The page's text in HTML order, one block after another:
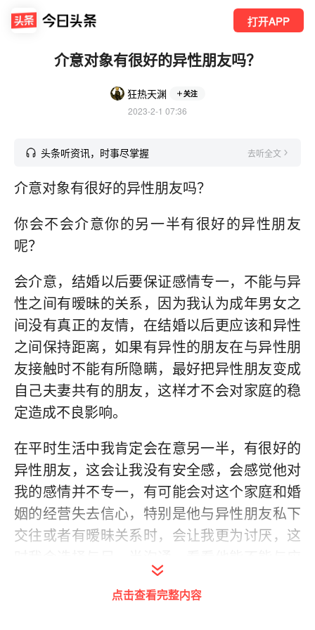
打开APP
介意对象有很好的异性朋友吗？
狂热天渊 关注
2023-2-1 07:36
头条听资讯，时事尽掌握 去听全文
介意对象有很好的异性朋友吗？
你会不会介意你的另一半有很好的异性朋友
呢？
会介意，结婚以后要保证感情专一，不能与异
性之间有暧昧的关系，因为我认为成年男女之
间没有真正的友情，在结婚以后更应该和异性
之间保持距离，如果有异性的朋友在与异性朋
友接触时不能有所隐瞒，最好把异性朋友变成
自己夫妻共有的朋友，这样才不会对家庭的稳
定造成不良影响。
在平时生活中我肯定会在意另一半，有很好的
异性朋友，这会让我没有安全感，会感觉他对
我的感情并不专一，有可能会对这个家庭和婚
姻的经营失去信心，特别是他与异性朋友私下
交往或者有暧昧关系时，会让我更为讨厌，这
用朋友之间保持距离，或者放弃这个朋友回归
家庭，如果不能，我可能会选择放弃婚姻。
点击查看完整内容